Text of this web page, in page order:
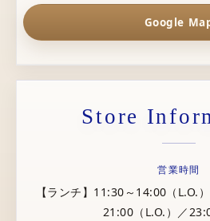
Google
Store
営業時間
【ランチ】11:30～14:00（L.O.
21:00（L.O.）／